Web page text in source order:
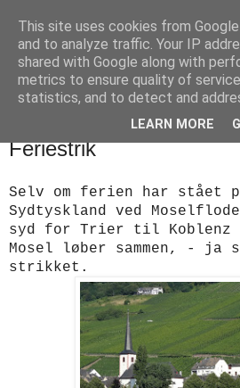
designstrik.dk
.... en side om en
mandag den 19. august 2013
Feriestrik
Selv om ferien har stået
Sydtyskland ved
syd for Trier til Koblenz
Mosel løber sammen, - ja
strikket.
This site uses cookies from
and to analyze traffic. Your IP
shared with Google along with
metrics to ensure quality of
statistics, and to detect and
LEARN MORE